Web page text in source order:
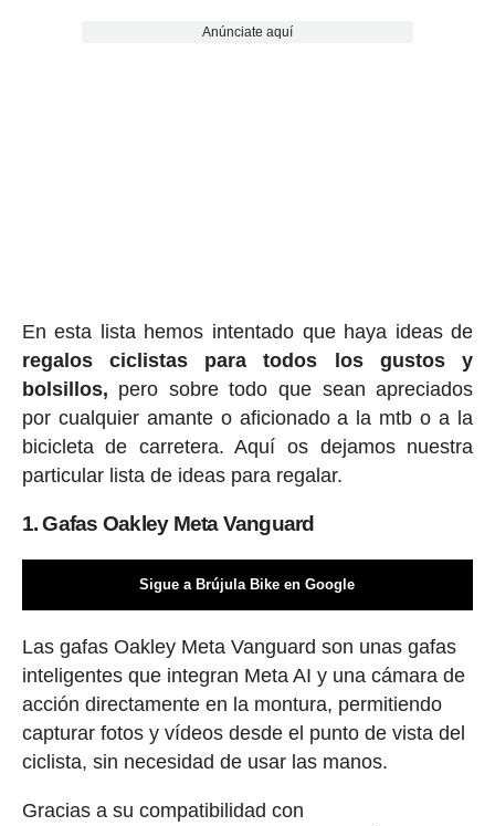
Anúnciate aquí
En esta lista hemos intentado que haya ideas de
regalos ciclistas para todos los gustos y
bolsillos, pero sobre todo que sean apreciados
por cualquier amante o aficionado a la mtb o a la
bicicleta de carretera. Aquí os dejamos nuestra
particular lista de ideas para regalar.
1. Gafas Oakley Meta Vanguard
Sigue a Brújula Bike en Google
Las gafas Oakley Meta Vanguard son unas gafas
inteligentes que integran Meta AI y una cámara de
acción directamente en la montura, permitiendo
capturar fotos y vídeos desde el punto de vista del
ciclista, sin necesidad de usar las manos.
Gracias a su compatibilidad con